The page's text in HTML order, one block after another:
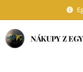
NÁKUPY Z